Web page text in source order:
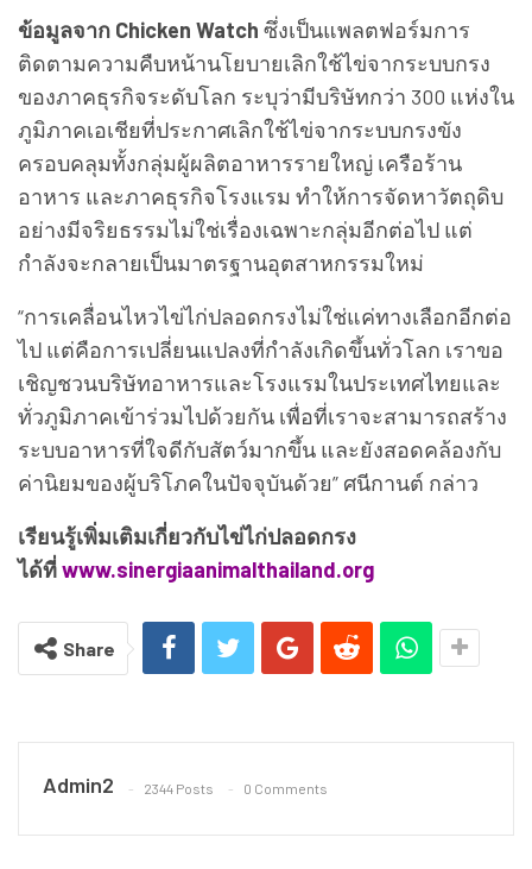
ข้อมูลจาก Chicken Watch ซึ่งเป็นแพลตฟอร์มการ
ติดตามความคืบหน้านโยบายเลิกใช้ไข่จากระบบกรง
ของภาคธุรกิจระดับโลก ระบุว่ามีบริษัทกว่า 300 แห่งใน
ภูมิภาคเอเชียที่ประกาศเลิกใช้ไข่จากระบบกรงขัง
ครอบคลุมทั้งกลุ่มผู้ผลิตอาหารรายใหญ่ เครือร้าน
อาหาร และภาคธุรกิจโรงแรม ทำให้การจัดหาวัตถุดิบ
อย่างมีจริยธรรมไม่ใช่เรื่องเฉพาะกลุ่มอีกต่อไป แต่
กำลังจะกลายเป็นมาตรฐานอุตสาหกรรมใหม่
“การเคลื่อนไหวไข่ไก่ปลอดกรงไม่ใช่แค่ทางเลือกอีกต่อ
ไป แต่คือการเปลี่ยนแปลงที่กำลังเกิดขึ้นทั่วโลก เราขอ
เชิญชวนบริษัทอาหารและโรงแรมในประเทศไทยและ
ทั่วภูมิภาคเข้าร่วมไปด้วยกัน เพื่อที่เราจะสามารถสร้าง
ระบบอาหารที่ใจดีกับสัตว์มากขึ้น และยังสอดคล้องกับ
ค่านิยมของผู้บริโภคในปัจจุบันด้วย” ศนีกานต์ กล่าว
เรียนรู้เพิ่มเติมเกี่ยวกับไข่ไก่ปลอดกรง
ได้ที่www.sinergiaanimalthailand.org
Share
Admin2 2344 Posts 0 Comments